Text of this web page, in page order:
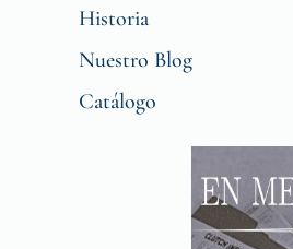
Historia
Nuestro Blog
Catálogo